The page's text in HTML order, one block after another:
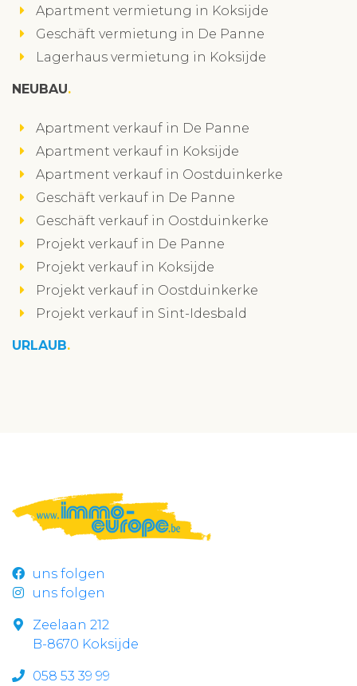
Apartment vermietung in Koksijde
Geschäft vermietung in De Panne
Lagerhaus vermietung in Koksijde
NEUBAU
Apartment verkauf in De Panne
Apartment verkauf in Koksijde
Apartment verkauf in Oostduinkerke
Geschäft verkauf in De Panne
Geschäft verkauf in Oostduinkerke
Projekt verkauf in De Panne
Projekt verkauf in Koksijde
Projekt verkauf in Oostduinkerke
Projekt verkauf in Sint-Idesbald
URLAUB
uns folgen
uns folgen
Zeelaan 212
B-8670 Koksijde
058 53 39 99